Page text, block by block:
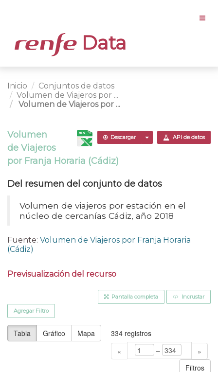
Data
Inicio
Conjuntos de datos
Volumen de Viajeros por ...
Volumen de Viajeros por ...
Descargar API de datos
Volumen
de Viajeros
por Franja Horaria (Cádiz)
Del resumen del conjunto de datos
Volumen de viajeros por estación en el
núcleo de cercanías Cádiz, año 2018
Fuente: Volumen de Viajeros por Franja Horaria
(Cádiz)
Previsualización del recurso
Pantalla completa Incrustar
Agregar Filtro